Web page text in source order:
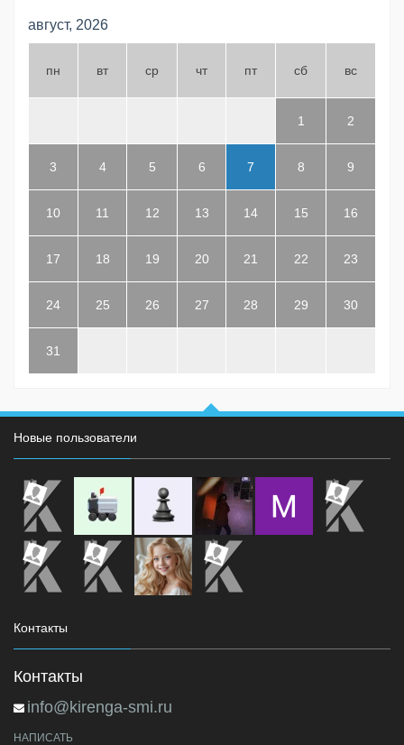
август, 2026
пн вт ср чт пт сб вс
1 2
3 4 5 6 7 8 9
10 11 12 13 14 15 16
17 18 19 20 21 22 23
24 25 26 27 28 29 30
31
Новые пользователи
Контакты
Контакты
info@kirenga-smi.ru
НАПИСАТЬ